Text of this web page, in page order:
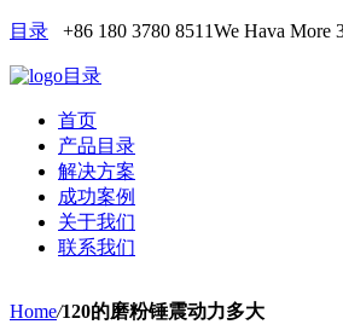
目录 +86 180 3780 8511We Hava More
目录
首页
产品目录
解决方案
成功案例
关于我们
联系我们
Home/120的磨粉锤震动力多大